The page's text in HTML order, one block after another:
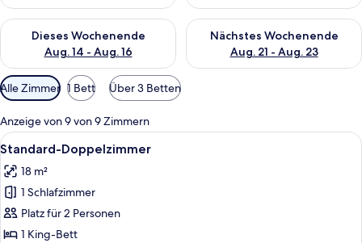
Dieses Wochenende
Aug. 14 - Aug. 16
Überprüfe die Verfügbarkeit für dieses Wochenende, Aug. 14
Nächstes Wochenende
Aug. 21 - Aug. 23
Überprüfe die Verfügbarkeit
Verfügbare
Filter
für
Zimmer
Alle Zimmer 1 Bett Über 3 Betten
Anzeige von 9 von 9 Zimmern
Alle
Fotos
für
Standard-
Doppelzimmer
anzeigen
Ein ordentlich bezogenes Bett mit
4
Standard-Doppelzimmer
18 m²
1 Schlafzimmer
Platz für 2 Personen
1 King-Bett